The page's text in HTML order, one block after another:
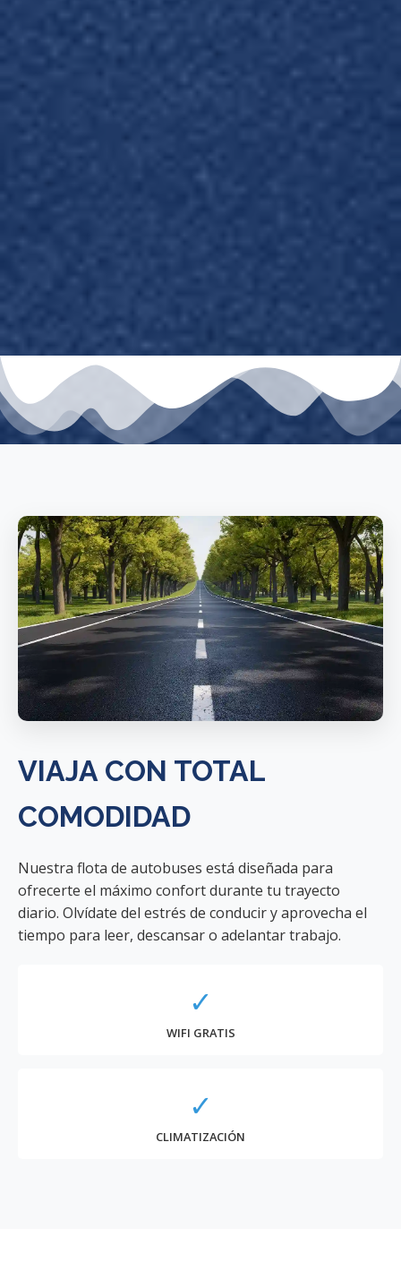
VIAJA CON TOTAL
COMODIDAD
Nuestra flota de autobuses está diseñada para
ofrecerte el máximo confort durante tu trayecto
diario. Olvídate del estrés de conducir y aprovecha el
tiempo para leer, descansar o adelantar trabajo.
✓
WIFI GRATIS
✓
CLIMATIZACIÓN